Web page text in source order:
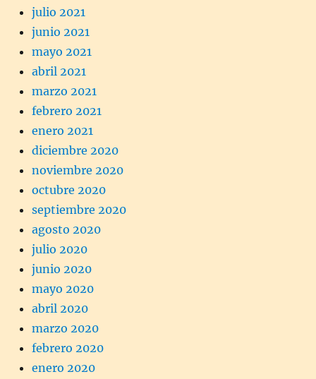
julio 2021
junio 2021
mayo 2021
abril 2021
marzo 2021
febrero 2021
enero 2021
diciembre 2020
noviembre 2020
octubre 2020
septiembre 2020
agosto 2020
julio 2020
junio 2020
mayo 2020
abril 2020
marzo 2020
febrero 2020
enero 2020